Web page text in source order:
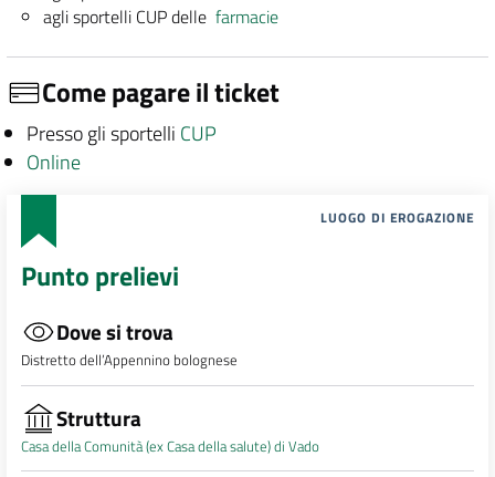
agli sportelli CUP dellefarmacie
Come pagare il ticket
Presso gli sportelli CUP
Online
LUOGO DI EROGAZIONE
Punto prelievi
Dove si trova
Distretto dell’Appennino bolognese
Struttura
Casa della Comunità (ex Casa della salute) di Vado